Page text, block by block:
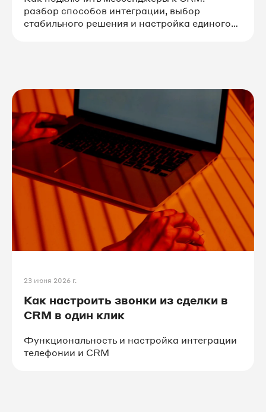
#авто #интернет_магазины
#туризм #стоматология
#строительство
#товары_и_услуги #финансы
#образование #логистика
разбор способов интеграции, выбор
стабильного решения и настройка единого
23 июня 2026 г.
Как настроить звонки из сделки в
CRM в один клик
Функциональность и настройка интеграции
телефонии и CRM